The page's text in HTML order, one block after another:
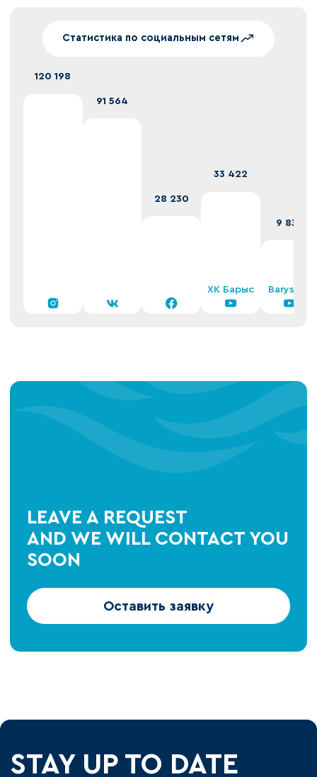
Статистика по социальным сетям
120 198
91 564
28 230
33 422
ХК Барыс
9 832
Barys TV
LEAVE A REQUEST
AND WE WILL CONTACT YOU
SOON
Оставить заявку
STAY UP TO DATE